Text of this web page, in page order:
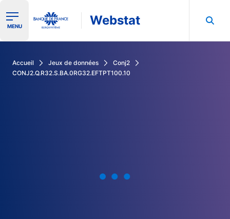
Ouvrir le menu de navigation
MENU Webstat
Accueil Jeux de données
Conj2
CONJ2.Q.R32.S.BA.0RG32.EFTPT100.10